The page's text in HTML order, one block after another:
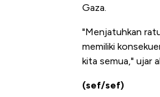
Gaza.
"Menjatuhkan
memiliki
kita semua," ujar
(sef/sef)